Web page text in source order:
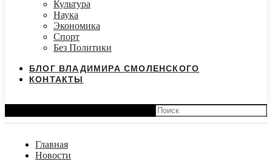
Культура
Наука
Экономика
Спорт
Без Политики
БЛОГ ВЛАДИМИРА СМОЛЕНСКОГО
КОНТАКТЫ
Главная
Новости